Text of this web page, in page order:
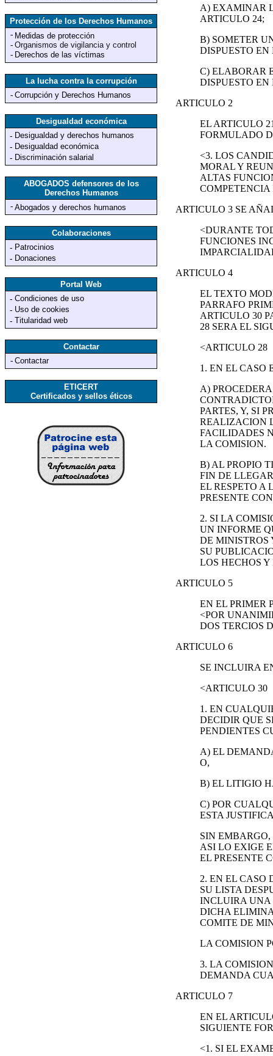
Protección de los Derechos Humanos
- Medidas de protección
- Organismos de vigilancia y control
- Derechos de las víctimas
La lucha contra la corrupción
- Corrupción y Derechos Humanos
Desigualdad económica
- Desigualdad y derechos humanos
- Desigualdad económica
- Discriminación salarial
ABOGADOS defensores de los
Derechos Humanos
- Abogados y derechos humanos
Colaboraciones
- Patrocinios
- Donaciones
Portal Web
- Condiciones de uso
- Uso de cookies
- Titularidad web
Contactar
- Contactar
ETICERT
Certificados y sellos éticos
A) EXAMINAR
ARTICULO 24;
B) SOMETER
DISPUESTO
C) ELABORAR
DISPUESTO
ARTICULO 2
EL ARTICULO
FORMULADO
<3. LOS
MORAL Y
ALTAS
ARTICULO 3 SE
<DURANTE
FUNCIONES
ARTICULO 4
EL TEXTO
PARRAFO
ARTICULO 30
28 SERA EL
<ARTICULO 28
1. EN EL CASO
A)
PARTES, Y, SI
REALIZACION
FACILIDADES
LA COMISION.
B) AL PROPIO
FIN DE
EL RESPETO A
PRESENTE
2. SI LA
UN INFORME
DE MINISTROS
SU
LOS HECHOS
ARTICULO 5
EN EL PRIMER
<POR
DOS TERCIOS
ARTICULO 6
SE INCLUIRA
<ARTICULO 30
1. EN
DECIDIR QUE
PENDIENTES
A) EL
O,
B) EL LITIGIO
C) POR
ESTA
SIN
ASI LO EXIGE
EL PRESENTE
2. EN EL CASO
SU LISTA
INCLUIRA UNA
DICHA
COMITE DE
LA COMISION
3. LA
DEMANDA
ARTICULO 7
EN EL
SIGUIENTE
<1. SI EL